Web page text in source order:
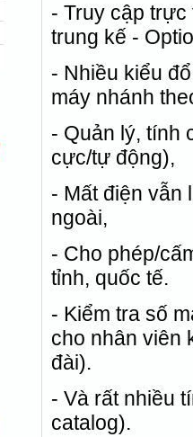
- Truy cập
trung kế -
- Nhiều kiểu
máy nhánh
- Quản lý, tính
cực/tự động),
- Mất điện vẫn
ngoài,
- Cho phép/
tỉnh, quốc tế.
- Kiểm tra số
cho nhân viên
đài).
- Và rất nhiều
catalog).